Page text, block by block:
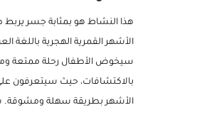
الأشهر القمرية الهجرية
للاطفال
هذا النشاط هو بمثابة جسر يربط
الأشهر القمرية الهجرية باللغة
سيخوض الأطفال رحلة ممتعة